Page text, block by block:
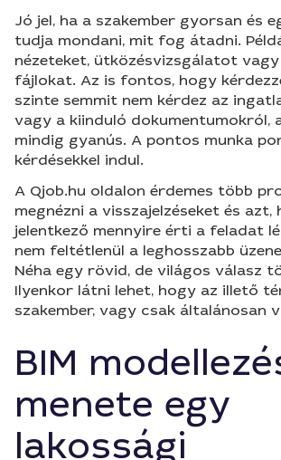
Jó jel, ha a szakember gyorsan és
tudja mondani, mit fog átadni.
nézeteket, ütközésvizsgálatot
fájlokat. Az is fontos, hogy
szinte semmit nem kérdez az
vagy a kiinduló dokumentumokról,
mindig gyanús. A pontos munka
kérdésekkel indul.
A Qjob.hu oldalon érdemes több
megnézni a visszajelzéseket és azt,
jelentkező mennyire érti a feladat
nem feltétlenül a leghosszabb
Néha egy rövid, de világos válasz
Ilyenkor látni lehet, hogy az illető
szakember, vagy csak általánosan
BIM
menete egy
lakossági